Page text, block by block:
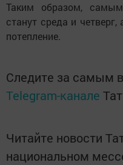
Таким образом,
станут среда и
потепление.
Следите за самым
Telegram-канале
Читайте новости
национальном